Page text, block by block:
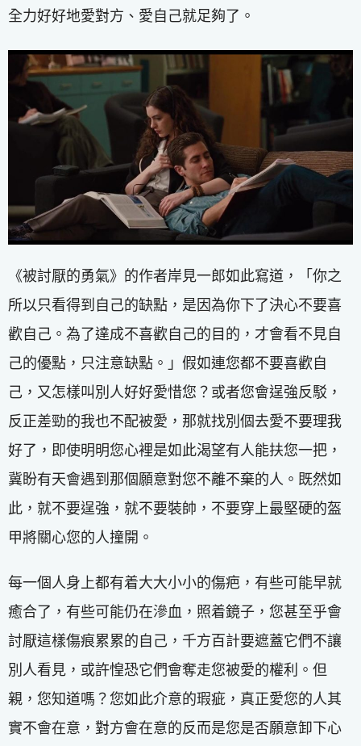
全力好好地愛對方、愛自己就足夠了。
《被討厭的勇氣》的作者岸見一郎如此寫道，「你之
所以只看得到自己的缺點，是因為你下了決心不要喜
歡自己。為了達成不喜歡自己的目的，才會看不見自
己的優點，只注意缺點。」假如連您都不要喜歡自
己，又怎樣叫別人好好愛惜您？或者您會逞強反駁，
反正差勁的我也不配被愛，那就找別個去愛不要理我
好了，即使明明您心裡是如此渴望有人能扶您一把，
冀盼有天會遇到那個願意對您不離不棄的人。既然如
此，就不要逞強，就不要裝帥，不要穿上最堅硬的盔
甲將關心您的人撞開。
每一個人身上都有着大大小小的傷疤，有些可能早就
癒合了，有些可能仍在滲血，照着鏡子，您甚至乎會
討厭這樣傷痕累累的自己，千方百計要遮蓋它們不讓
別人看見，或許惶恐它們會奪走您被愛的權利。但
親，您知道嗎？您如此介意的瑕疵，真正愛您的人其
實不會在意，對方會在意的反而是您是否願意卸下心